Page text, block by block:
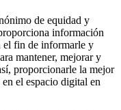
de equidad y
información
fin de informarle y
mantener, mejorar y
proporcionarle la mejor
el espacio digital en